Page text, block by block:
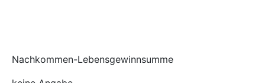
Nachkommen-Lebensgewinnsumme